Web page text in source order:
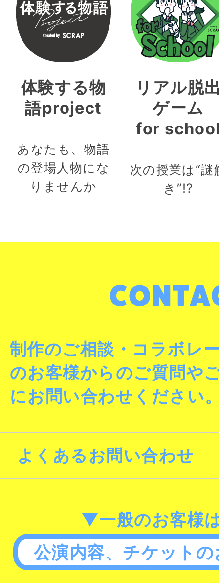
体験する物
語project
あなたも、物語
の登場人物にな
りませんか
リアル脱
ゲーム
for
次の授業は“謎
き”!?
制作のご相談・コラボレ
のお客様からのご質問や
にお問い合わせください
よくあるお問い合わせ
▼一般のお客様
公演内容、チケット